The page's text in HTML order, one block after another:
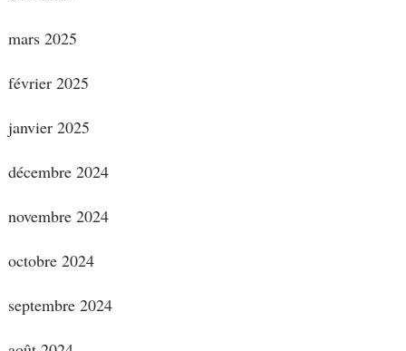
mars 2025
février 2025
janvier 2025
décembre 2024
novembre 2024
octobre 2024
septembre 2024